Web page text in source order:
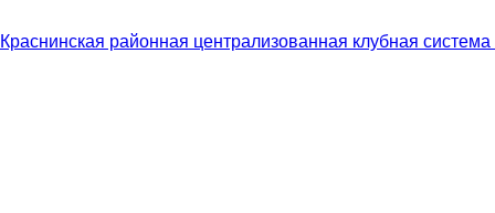
Краснинская районная централизованная клубная